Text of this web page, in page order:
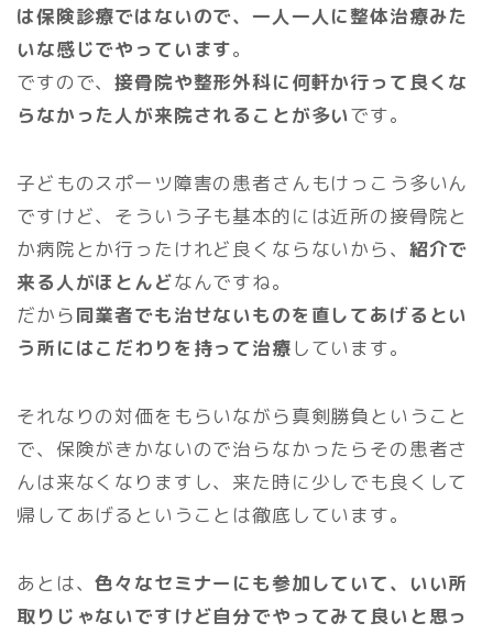
は保険診療ではないので、一人一人に整体治療みた
いな感じでやっています。
ですので、接骨院や整形外科に何軒か行って良くな
らなかった人が来院されることが多いです。
子どものスポーツ障害の患者さんもけっこう多いん
ですけど、そういう子も基本的には近所の接骨院と
か病院とか行ったけれど良くならないから、 紹介で
来る人がほとんどなんですね。
だから同業者でも治せないものを直してあげるとい
う所にはこだわりを持って治療しています。
それなりの対価をもらいながら真剣勝負ということ
で、保険がきかないので治らなかったらその患者さ
んは来なくなりますし、来た時に少しでも良くして
帰してあげるということは徹底しています。
あとは、色々なセミナーにも参加していて、いい所
取りじゃないですけど自分でやってみて良いと思っ